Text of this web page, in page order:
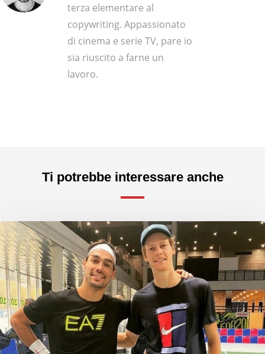
terza elementare al
copywriting. Appassionato
di cinema e serie TV, pare io
sia riuscito a farne un
lavoro.
Ti potrebbe interessare anche